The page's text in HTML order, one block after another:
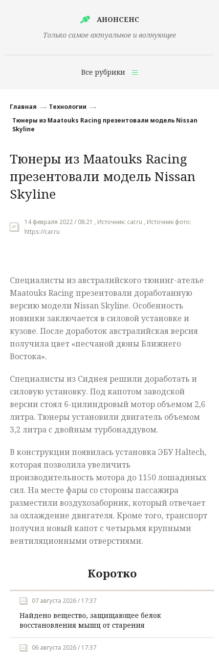
АНОНСЕНС
Только самое актуальное и волнующее
Все рубрики
Финансы
Наука
Культура
Общество
Мнения
Главная
Технологии
Тюнеры из Maatouks Racing презентовали модель Nissan
Skyline
Тюнеры из Maatouks Racing
презентовали модель Nissan
Skyline
14 февраля 2022 / 08:21 , Источник: car.ru , Источник фото:
https://car.ru
Специалисты из австралийского тюнинг-ателье
Maatouks Racing презентовали доработанную
версию модели Nissan Skyline. Особенность
новинки заключается в силовой установке и
кузове. После доработок австралийская версия
получила цвет «песчаной дюны Ближнего
Востока».
Специалисты из Сиднея решили доработать и
силовую установку. Под капотом заводской
версии стоял 6-цилиндровый мотор объемом 2,6
литра. Тюнеры установили двигатель объемом
3,2 литра с двойным турбонаддувом.
В конструкции появилась установка ЭБУ Haltech,
которая позволила увеличить
производительность мотора до 1150 лошадиных
сил. На месте фары со стороны пассажира
разместили воздухозаборник, который отвечает
за охлаждение двигателя. Кроме того, транспорт
получил новый капот с четырьмя крупными
вентиляционными отверстиями.
Коротко
07 августа 2026 / 17:37
Найдено вещество, защищающее белок
восстановления мышц от старения
06 августа 2026 / 17:37